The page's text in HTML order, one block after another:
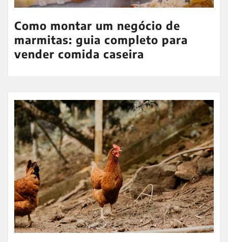
Como montar um negócio de
marmitas: guia completo para
vender comida caseira